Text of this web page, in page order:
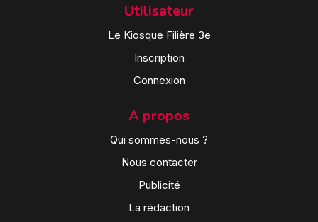
Utilisateur
Le Kiosque Filière 3e
Inscription
Connexion
A propos
Qui sommes-nous ?
Nous contacter
Publicité
La rédaction